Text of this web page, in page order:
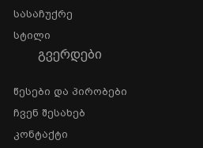
Სასაჩუქრე
Სტილი
ᲒᲕᲔᲠᲓᲔᲑᲘ
Წესები Და Პირობები
Ჩვენ Შესახებ
Კონტაქტი